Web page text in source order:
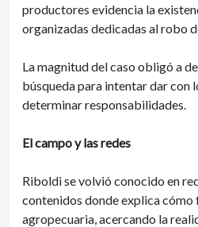
productores evidencia la
organizadas dedicadas al robo
La magnitud del caso obligó a
búsqueda para intentar dar con
determinar responsabilidades.
El campo y las redes
Riboldi se volvió conocido en
contenidos donde explica
agropecuaria, acercando la